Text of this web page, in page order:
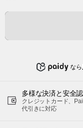
なら
多様な決済と安全
クレジットカード、
代引きに対応